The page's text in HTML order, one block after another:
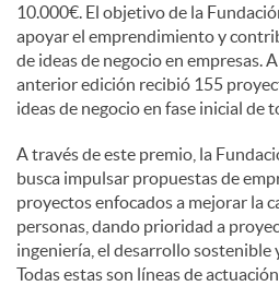
10.000€. El objetivo de la
apoyar el emprendimiento y
de ideas de negocio en empresas.
anterior edición recibió 155
ideas de negocio en fase inicial de
A través de este premio, la
busca impulsar propuestas de
proyectos enfocados a mejorar la
personas, dando prioridad a
ingeniería, el desarrollo sostenible
Todas estas son líneas de